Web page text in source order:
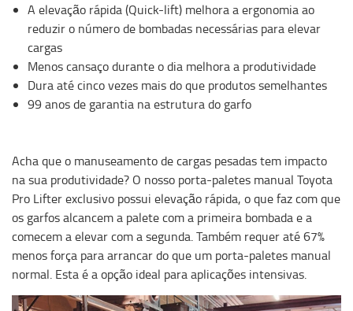
A elevação rápida (Quick-lift) melhora a ergonomia ao
reduzir o número de bombadas necessárias para elevar
cargas
Menos cansaço durante o dia melhora a produtividade
Dura até cinco vezes mais do que produtos semelhantes
99 anos de garantia na estrutura do garfo
Acha que o manuseamento de cargas pesadas tem impacto
na sua produtividade? O nosso porta-paletes manual Toyota
Pro Lifter exclusivo possui elevação rápida, o que faz com que
os garfos alcancem a palete com a primeira bombada e a
comecem a elevar com a segunda. Também requer até 67%
menos força para arrancar do que um porta-paletes manual
normal. Esta é a opção ideal para aplicações intensivas.